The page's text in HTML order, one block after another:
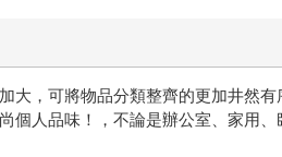
大，可將物品分類整齊的更加井然
人品味！，不論是辦公室、家用